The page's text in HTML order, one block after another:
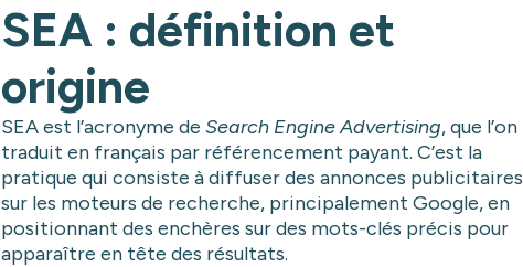
SEA : définition et
origine
SEA est l’acronyme deSearch Engine Advertising, que l’on
traduit en français par référencement payant. C’est la
pratique qui consiste à diffuser des annonces publicitaires
sur les moteurs de recherche, principalement Google, en
positionnant des enchères sur des mots-clés précis pour
apparaître en tête des résultats.